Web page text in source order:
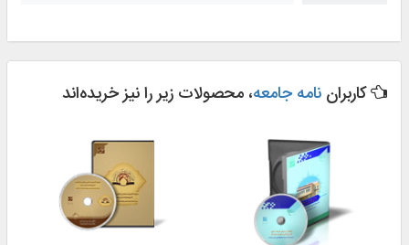
کاربران نامه جامعه، محصولات زیر را نیز خریده‌اند